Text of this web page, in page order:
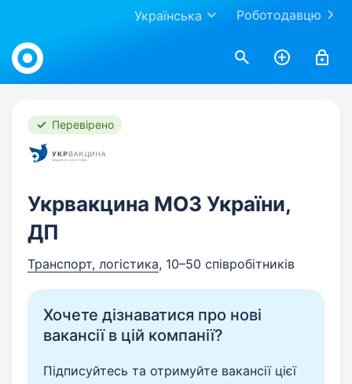
Роботодавцю
Українська
Work.ua
Перевірено
Укрвакцина МОЗ України,
ДП
Транспорт, логістика, 10–50 співробітників
Хочете дізнаватися про нові
вакансії в цій компанії?
Підписуйтесь та отримуйте вакансії цієї